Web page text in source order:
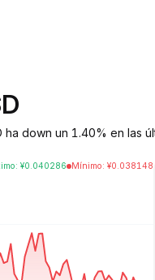
down un 1.40% en las
: ¥0.040286 Mínimo: ¥0.038148